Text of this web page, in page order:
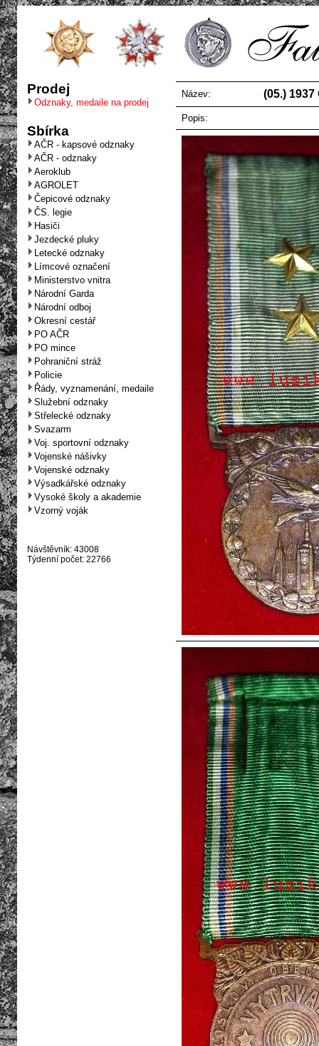
Prodej
Odznaky, medaile na prodej
Sbírka
AČR - kapsové odznaky
AČR - odznaky
Aeroklub
AGROLET
Čepicové odznaky
ČS. legie
Hasiči
Jezdecké pluky
Letecké odznaky
Límcové označení
Ministerstvo vnitra
Národní Garda
Národní odboj
Okresní cestář
PO AČR
PO mince
Pohraniční stráž
Policie
Řády, vyznamenání, medaile
Služební odznaky
Střelecké odznaky
Svazarm
Voj. sportovní odznaky
Vojenské nášivky
Vojenské odznaky
Výsadkářské odznaky
Vysoké školy a akademie
Vzorný voják
Návštěvník: 43008
Týdenní počet: 22766
Název: (05.)
Popis: